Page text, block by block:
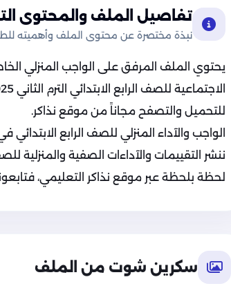
تفاصيل الملف والمحتوى
نبذة مختصرة عن محتوى الملف وأهميته
يحتوي الملف المرفق على الواجب المنزلي
للتحميل والتصفح مجاناً من موقع نذاكر.
الواجب والآداء المنزلي للصف الرابع الابتدائي في
ننشر التقييمات والآداءات الصفية والمنزلية
لحظة بلحظة عبر موقع نذاكر التعليمي،
سكرين شوت من الملف